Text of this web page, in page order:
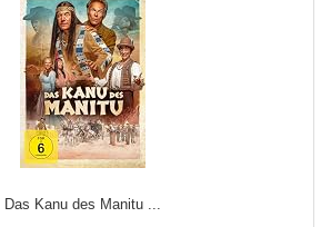
Das Kanu des Manitu ...